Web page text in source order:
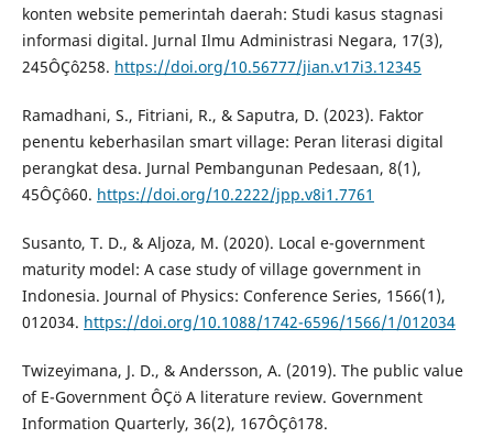
konten website pemerintah daerah: Studi kasus stagnasi
informasi digital. Jurnal Ilmu Administrasi Negara, 17(3),
245ÔÇô258. https://doi.org/10.56777/jian.v17i3.12345
Ramadhani, S., Fitriani, R., & Saputra, D. (2023). Faktor
penentu keberhasilan smart village: Peran literasi digital
perangkat desa. Jurnal Pembangunan Pedesaan, 8(1),
45ÔÇô60. https://doi.org/10.2222/jpp.v8i1.7761
Susanto, T. D., & Aljoza, M. (2020). Local e-government
maturity model: A case study of village government in
Indonesia. Journal of Physics: Conference Series, 1566(1),
012034. https://doi.org/10.1088/1742-6596/1566/1/012034
Twizeyimana, J. D., & Andersson, A. (2019). The public value
of E-Government ÔÇö A literature review. Government
Information Quarterly, 36(2), 167ÔÇô178.